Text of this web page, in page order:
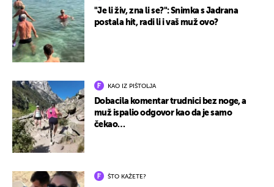
"Je li živ, zna li se?": Snimka s Jadrana
postala hit, radi li i vaš muž ovo?
KAO IZ PIŠTOLJA
Dobacila komentar trudnici bez noge, a
muž ispalio odgovor kao da je samo
čekao…
ŠTO KAŽETE?